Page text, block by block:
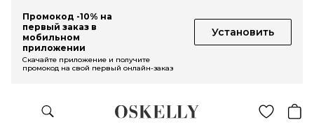
Промокод -10% на
первый заказ в
мобильном
приложении
Установить
Скачайте приложение и получите
промокод на свой первый онлайн-заказ